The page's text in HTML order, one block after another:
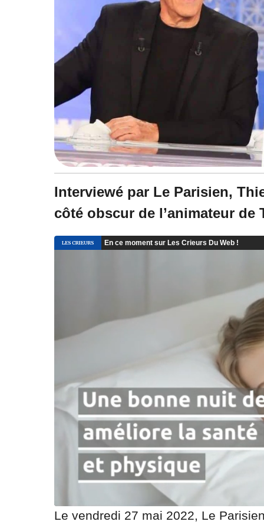
Interviewé par Le Parisien,
côté obscur de l’animateur de
Le vendredi 27 mai 2022, Le